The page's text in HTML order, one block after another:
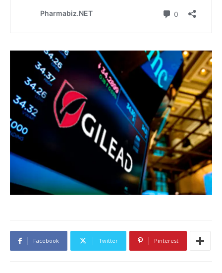
Facebook Twitter Pinterest